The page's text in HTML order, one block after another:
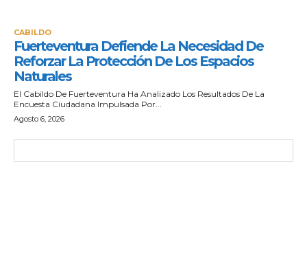
CABILDO
Fuerteventura Defiende La Necesidad De
Reforzar La Protección De Los Espacios
Naturales
El Cabildo De Fuerteventura Ha Analizado Los Resultados De La
Encuesta Ciudadana Impulsada Por...
Agosto 6, 2026